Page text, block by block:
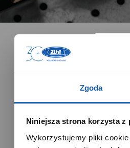
Zgoda
Niniejsza strona korzysta z
Wykorzystujemy pliki